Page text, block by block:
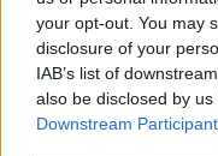
your opt-out. You may
disclosure of your
IAB’s list of
also be disclosed by
Downstream
kötelezte a
megzavarásával
cselekményért
elrendelte a
található